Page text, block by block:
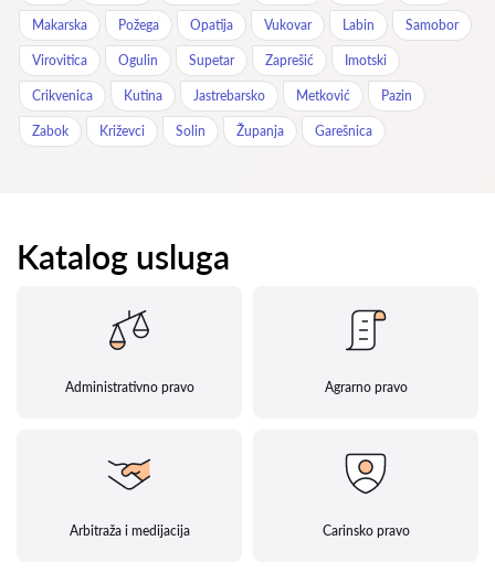
Makarska Požega Opatija Vukovar Labin Samobor
Virovitica Ogulin Supetar Zaprešić Imotski
Crikvenica Kutina Jastrebarsko Metković Pazin
Zabok Križevci Solin Županja Garešnica
Katalog usluga
Administrativno pravo Agrarno pravo
Arbitraža i medijacija Carinsko pravo